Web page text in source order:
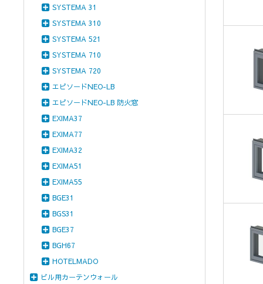
SYSTEMA 31
SYSTEMA 310
SYSTEMA 521
SYSTEMA 710
SYSTEMA 720
エピソードNEO-LB
エピソードNEO-LB 防火窓
EXIMA37
EXIMA77
EXIMA32
EXIMA51
EXIMA55
BGE31
BGS31
BGE37
BGH67
HOTELMADO
ビル用カーテンウォール